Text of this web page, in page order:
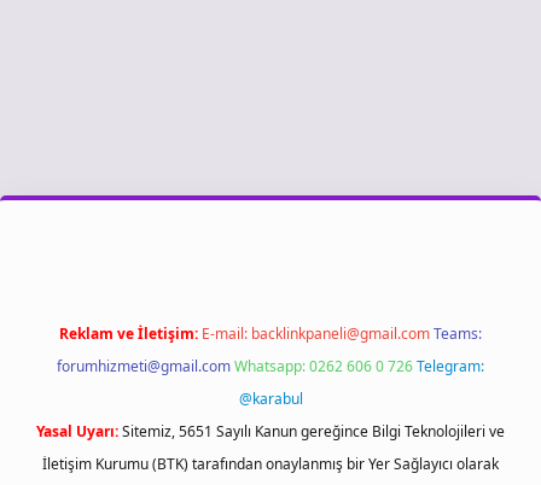
giriş
Reklam ve İletişim: E-mail: backlinkpaneli@gmail.comTeams:
forumhizmeti@gmail.comWhatsapp: 0262 606 0 726Telegram:
@karabul
Yasal Uyarı:Sitemiz, 5651 Sayılı Kanun gereğince Bilgi Teknolojileri ve
İletişim Kurumu (BTK) tarafından onaylanmış bir Yer Sağlayıcı olarak